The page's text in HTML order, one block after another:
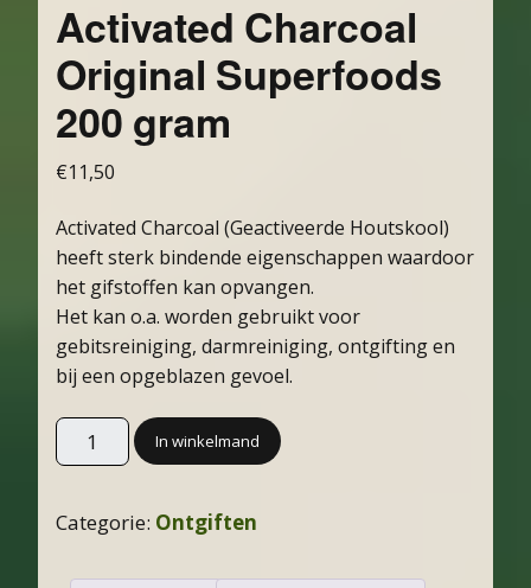
Activated Charcoal
Original Superfoods
200 gram
€11,50
Activated Charcoal (Geactiveerde Houtskool)
heeft sterk bindende eigenschappen waardoor
het gifstoffen kan opvangen.
Het kan o.a. worden gebruikt voor
gebitsreiniging, darmreiniging, ontgifting en
bij een opgeblazen gevoel.
In winkelmand
Categorie: Ontgiften